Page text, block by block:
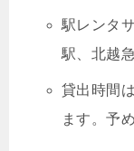
駅レンタ
駅、北越
貸出時間
ます。予